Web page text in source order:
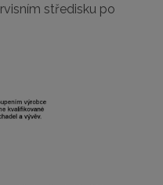
středisku po